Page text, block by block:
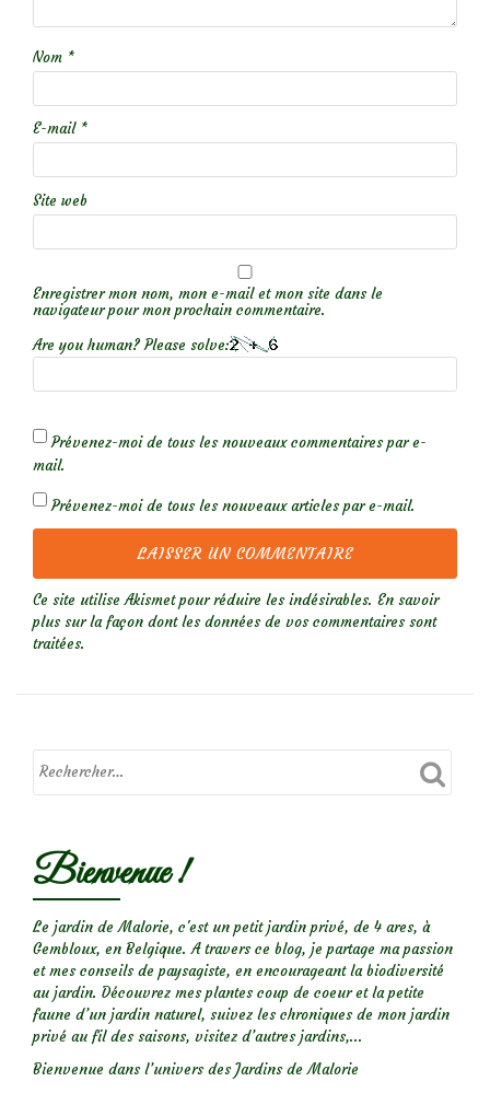
Nom *
E-mail *
Site web
Enregistrer mon nom, mon e-mail et mon site dans le
navigateur pour mon prochain commentaire.
Are you human? Please solve:
Prévenez-moi de tous les nouveaux commentaires par e-
mail.
Prévenez-moi de tous les nouveaux articles par e-mail.
Ce site utilise Akismet pour réduire les indésirables. En savoir
plus sur la façon dont les données de vos commentaires sont
traitées.
Bienvenue !
Le jardin de Malorie, c'est un petit jardin privé, de 4 ares, à
Gembloux, en Belgique. A travers ce blog, je partage ma passion
et mes conseils de paysagiste, en encourageant la biodiversité
au jardin. Découvrez mes plantes coup de coeur et la petite
faune d’un jardin naturel, suivez les chroniques de mon jardin
privé au fil des saisons, visitez d’autres jardins,...
Bienvenue dans l’univers des Jardins de Malorie